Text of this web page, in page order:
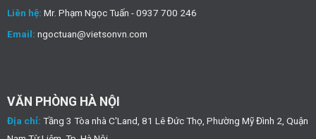
Liên hệ: Mr. Phạm Ngọc Tuấn - 0937 700 246
Email: ngoctuan@vietsonvn.com
VĂN PHÒNG HÀ NỘI
Địa chỉ: Tầng 3 Tòa nhà C'Land, 81 Lê Đức Thọ, Phường Mỹ Đình 2, Quận